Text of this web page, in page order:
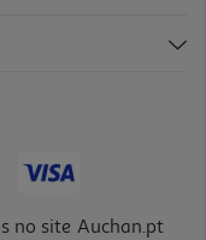
no site Auchan.pt